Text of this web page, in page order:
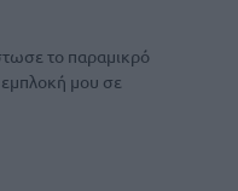
το παραμικρό
μου σε